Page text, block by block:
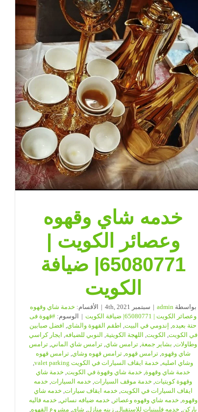
خدمه شاي وقهوه
وعصائر الكويت |
65080771| ضيافة
الكويت
بواسطة admin
| سبتمبر 4th, 2021 | الأقسام: خدمة شاي وقهوه
وعصائر الكويت | 65080771| ضيافة الكويت
| الوسوم: #قهوة فى
حتة بعيده
إندومي في البيت, اطقم القهوة والشاي
افضل صبابين
في الكويت
الكويت اللهجة الكويتية النوبي للضيافه
ايجار كراسي
وطاولات, بشاير جمعة ترامس شاي ترامس شاي الماني ترامس
شاي وقهوه ,ترامس قهوه ,ترامس قهوه وشاي ,ترامس قهوه
وشاي اصليه خدمة ايقاف السيارات في الكويت valet parking
,
خدمة شاي وقهوة خدمة شاي وقهوة في الكويت, خدمة شاي
وقهوة كويتيات, خدمة موقف السيارات, خدمه السيارات, خدمه
ايقاف السيارات في الكويت خدمه ايقاف سيارات خدمه شاي
وقهوه خدمه شاي وقهوه وعصائر خدمه ضيافه نسائي خدمه فاليه
باركن خدمه فلبينيات للاستقبال ,زينه منازل شاي مشروع القهوه